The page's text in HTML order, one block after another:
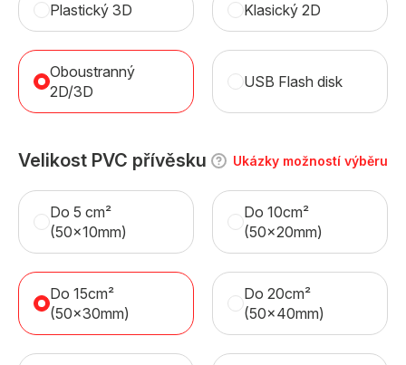
Plastický 3D Klasický 2D
Oboustranný
2D/3D
USB Flash disk
Velikost PVC přívěsku Ukázky možností výběru
Do 5 cm²
(50x10mm)
Do 10cm²
(50x20mm)
Do 15cm²
(50x30mm)
Do 20cm²
(50x40mm)